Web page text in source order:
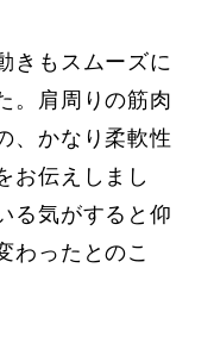
きもスムーズに
。肩周りの筋肉
、かなり柔軟性
お伝えしまし
る気がすると仰
わったとのこ